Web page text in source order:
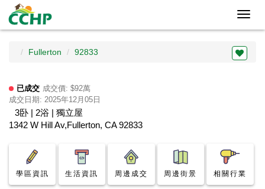
Fullerton 92833
已成交 成交價: $92萬
成交日期: 2025年12月05日
3卧 | 2浴 | 獨立屋
1342 W Hill Av,Fullerton, CA 92833
學區資訊 生活資訊 周邊成交 周邊街景 相關行業